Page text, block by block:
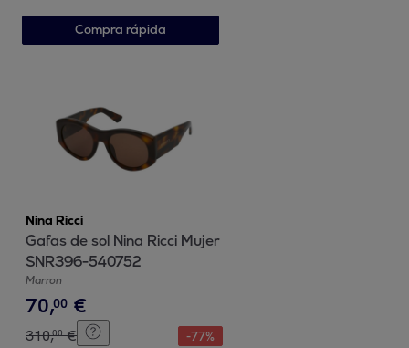
Compra rápida
Nina Ricci
Gafas de sol Nina Ricci Mujer
SNR396-540752
Marron
70,00 €
310,00 € -77%